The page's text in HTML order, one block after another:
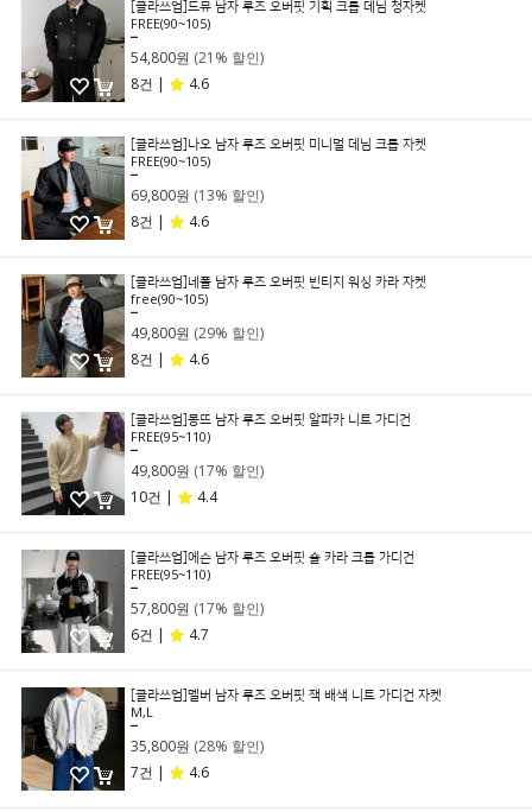
[클라쓰업]드뮤 남자 루즈 오버핏 기획 크롭 데님 청자켓
FREE(90~105)
54,800원 (21% 할인)
8건 |
4.6
[클라쓰업]나오 남자 루즈 오버핏 미니멀 데님 크롭 자켓
FREE(90~105)
69,800원 (13% 할인)
8건 |
4.6
[클라쓰업]네폴 남자 루즈 오버핏 빈티지 워싱 카라 자켓
free(90~105)
49,800원 (29% 할인)
8건 |
4.6
[클라쓰업]몽뜨 남자 루즈 오버핏 알파카 니트 가디건
FREE(95~110)
49,800원 (17% 할인)
10건 |
4.4
[클라쓰업]에슨 남자 루즈 오버핏 숄 카라 크롭 가디건
FREE(95~110)
57,800원 (17% 할인)
6건 |
4.7
[클라쓰업]멜버 남자 루즈 오버핏 잭 배색 니트 가디건 자켓
M,L
35,800원 (28% 할인)
7건 |
4.6